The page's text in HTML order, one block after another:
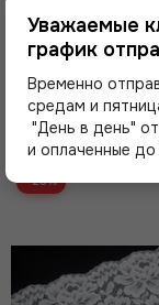
599 ₽
01-53 Кружево
см, айвори 004
−25%
Уважаемые
график
Временно
средам и
"День в день"
и оплаченные